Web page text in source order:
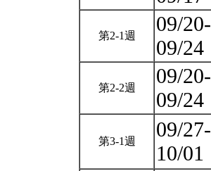
第2-1週
09/20-
09/24
第2-2週
09/20-
09/24
第3-1週
09/27-
10/01